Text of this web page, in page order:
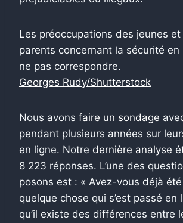
Les préoccupations des jeunes
parents concernant la sécurité en
ne pas correspondre.
Georges Rudy/Shutterstock
Nous avons faire un sondage
pendant plusieurs années sur
en ligne. Notre dernière analyse
8 223 réponses. L’une des
posons est : « Avez-vous déjà
quelque chose qui s’est passé en
qu’il existe des différences entre